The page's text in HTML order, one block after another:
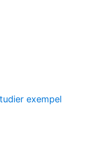
exempel